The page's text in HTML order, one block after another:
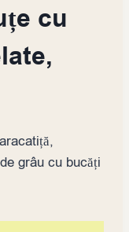
cu
grâu cu bucăți